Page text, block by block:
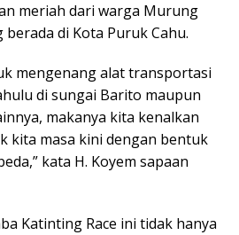
meriah dari warga Murung
berada di Kota Puruk Cahu.
mengenang alat transportasi
di sungai Barito maupun
makanya kita kenalkan
kita masa kini dengan bentuk
kata H. Koyem sapaan
Katinting Race ini tidak hanya